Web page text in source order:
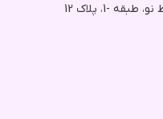
-1، پلاک 12